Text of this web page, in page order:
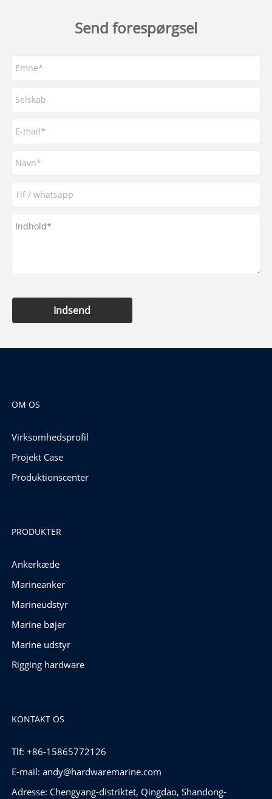
Send forespørgsel
Indsend
OM OS
Virksomhedsprofil
Projekt Case
Produktionscenter
PRODUKTER
Ankerkæde
Marineanker
Marineudstyr
Marine bøjer
Marine udstyr
Rigging hardware
KONTAKT OS
Tlf: +86-15865772126
E-mail: andy@hardwaremarine.com
Adresse: Chengyang-distriktet, Qingdao, Shandong-